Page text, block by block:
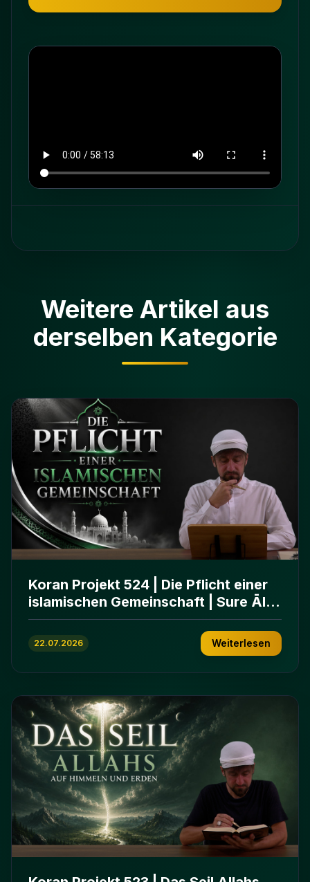
Weitere Artikel aus
derselben Kategorie
Koran Projekt 524 | Die Pflicht einer
islamischen Gemeinschaft | Sure Āl
ʿImrān 103-112
22.07.2026 Weiterlesen